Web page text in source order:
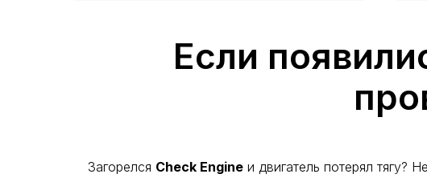
Если
Загорелся Check Engine и двигатель потерял тягу?